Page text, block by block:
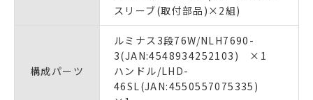
スリーブ(取付部品)×2組)
構成パーツ
ルミナス3段76W/NLH7690-
3(JAN:4548934252103) ×1
ハンドル/LHD-
46SL(JAN:4550557075335)